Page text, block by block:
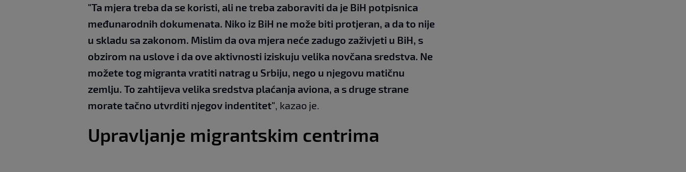
"Ta mjera treba da se koristi, ali ne treba zaboraviti da je BiH potpisnica
međunarodnih dokumenata. Niko iz BiH ne može biti protjeran, a da to nije
u skladu sa zakonom. Mislim da ova mjera neće zadugo zaživjeti u BiH, s
obzirom na uslove i da ove aktivnosti iziskuju velika novčana sredstva. Ne
možete tog migranta vratiti natrag u Srbiju, nego u njegovu matičnu
zemlju. To zahtijeva velika sredstva plaćanja aviona, a s druge strane
morate tačno utvrditi njegov indentitet" , kazao je.
Upravljanje migrantskim centrima